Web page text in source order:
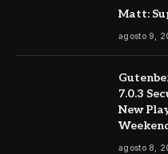
Matt:
agosto 9,
7.0.3
New
agosto 8,